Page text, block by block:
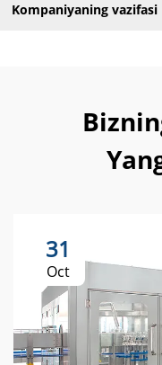
Kompaniyaning vazifasi
31
Oct